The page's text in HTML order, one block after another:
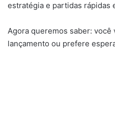
estratégia e partidas rápidas
Agora queremos saber: você
lançamento ou prefere